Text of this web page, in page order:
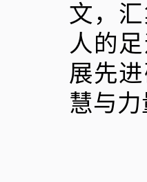
文，
人的
展先
慧与力